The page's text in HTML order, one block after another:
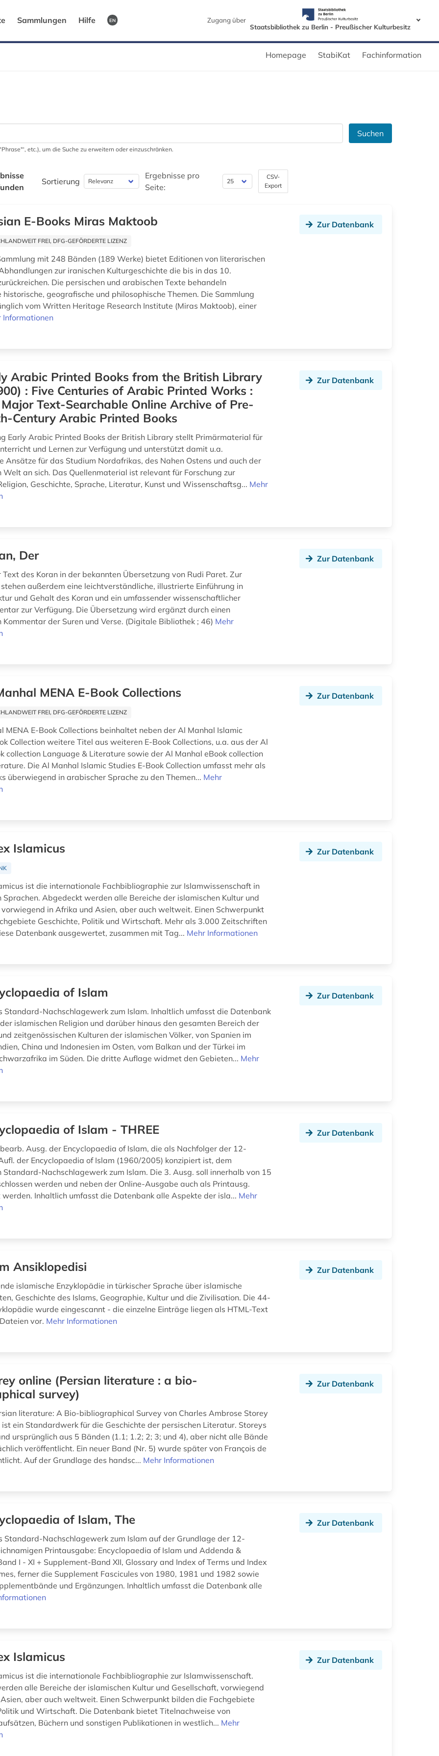
Sammlungen Hilfe EN
Zugang über
Staatsbibliothek zu Berlin - Preußischer Kulturbesitz
Homepage StabiKat Fachinformation
Suchen
etc.), um die Suche zu erweitern oder einzuschränken.
Sortierung
Ergebnisse pro
Seite:
CSV-
Export
E-Books Miras Maktoob
FREI, DFG-GEFÖRDERTE LIZENZ
mit 248 Bänden (189 Werke) bietet Editionen von literarischen
zur iranischen Kulturgeschichte die bis in das 10.
Die persischen und arabischen Texte behandeln
historische, geografische und philosophische Themen. Die Sammlung
vom Written Heritage Research Institute (Miras Maktoob), einer
Informationen
Zur Datenbank
Arabic Printed Books from the British Library
: Five Centuries of Arabic Printed Works :
Text-Searchable Online Archive of Pre-
Century Arabic Printed Books
Early Arabic Printed Books der British Library stellt Primärmaterial für
und Lernen zur Verfügung und unterstützt damit u.a.
Ansätze für das Studium Nordafrikas, des Nahen Ostens und auch der
Welt an sich. Das Quellenmaterial ist relevant für Forschung zur
Geschichte, Sprache, Literatur, Kunst und Wissenschaftsg... Mehr
Zur Datenbank
Der
des Koran in der bekannten Übersetzung von Rudi Paret. Zur
außerdem eine leichtverständliche, illustrierte Einführung in
und Gehalt des Koran und ein umfassender wissenschaftlicher
zur Verfügung. Die Übersetzung wird ergänzt durch einen
Kommentar der Suren und Verse. (Digitale Bibliothek ; 46) Mehr
Zur Datenbank
MENA E-Book Collections
FREI, DFG-GEFÖRDERTE LIZENZ
MENA E-Book Collections beinhaltet neben der Al Manhal Islamic
Collection weitere Titel aus weiteren E-Book Collections, u.a. aus der Al
collection Language & Literature sowie der Al Manhal eBook collection
Die Al Manhal Islamic Studies E-Book Collection umfasst mehr als
überwiegend in arabischer Sprache zu den Themen... Mehr
Zur Datenbank
Islamicus
ist die internationale Fachbibliographie zur Islamwissenschaft in
Sprachen. Abgedeckt werden alle Bereiche der islamischen Kultur und
vorwiegend in Afrika und Asien, aber auch weltweit. Einen Schwerpunkt
Geschichte, Politik und Wirtschaft. Mehr als 3.000 Zeitschriften
Datenbank ausgewertet, zusammen mit Tag... Mehr Informationen
Zur Datenbank
of Islam
Standard-Nachschlagewerk zum Islam. Inhaltlich umfasst die Datenbank
islamischen Religion und darüber hinaus den gesamten Bereich der
zeitgenössischen Kulturen der islamischen Völker, von Spanien im
China und Indonesien im Osten, vom Balkan und der Türkei im
im Süden. Die dritte Auflage widmet den Gebieten... Mehr
Zur Datenbank
of Islam - THREE
Ausg. der Encyclopaedia of Islam, die als Nachfolger der 12-
der Encyclopaedia of Islam (1960/2005) konzipiert ist, dem
Standard-Nachschlagewerk zum Islam. Die 3. Ausg. soll innerhalb von 15
werden und neben der Online-Ausgabe auch als Printausg.
Inhaltlich umfasst die Datenbank alle Aspekte der isla... Mehr
Zur Datenbank
Ansiklopedisi
islamische Enzyklopädie in türkischer Sprache über islamische
Geschichte des Islams, Geographie, Kultur und die Zivilisation. Die 44-
wurde eingescannt - die einzelne Einträge liegen als HTML-Text
vor. Mehr Informationen
Zur Datenbank
online (Persian literature : a bio-
survey)
literature: A Bio-bibliographical Survey von Charles Ambrose Storey
ein Standardwerk für die Geschichte der persischen Literatur. Storeys
ursprünglich aus 5 Bänden (1.1; 1.2; 2; 3; und 4), aber nicht alle Bände
veröffentlicht. Ein neuer Band (Nr. 5) wurde später von François de
Auf der Grundlage des handsc... Mehr Informationen
Zur Datenbank
of Islam, The
Standard-Nachschlagewerk zum Islam auf der Grundlage der 12-
Printausgabe: Encyclopaedia of Islam und Addenda &
I - XI + Supplement-Band XII, Glossary and Index of Terms und Index
ferner die Supplement Fascicules von 1980, 1981 und 1982 sowie
und Ergänzungen. Inhaltlich umfasst die Datenbank alle
Zur Datenbank
Islamicus
ist die internationale Fachbibliographie zur Islamwissenschaft.
alle Bereiche der islamischen Kultur und Gesellschaft, vorwiegend
aber auch weltweit. Einen Schwerpunkt bilden die Fachgebiete
und Wirtschaft. Die Datenbank bietet Titelnachweise von
Büchern und sonstigen Publikationen in westlich... Mehr
Zur Datenbank